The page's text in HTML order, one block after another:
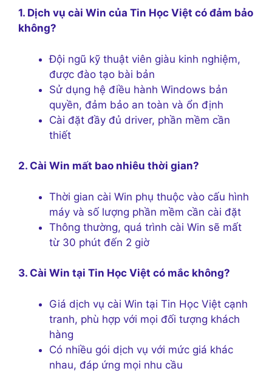
1. Dịch vụ cài Win của Tin Học Việt có đảm bảo
không?
Đội ngũ kỹ thuật viên giàu kinh nghiệm,
được đào tạo bài bản
Sử dụng hệ điều hành Windows bản
quyền, đảm bảo an toàn và ổn định
Cài đặt đầy đủ driver, phần mềm cần
thiết
2. Cài Win mất bao nhiêu thời gian?
Thời gian cài Win phụ thuộc vào cấu hình
máy và số lượng phần mềm cần cài đặt
Thông thường, quá trình cài Win sẽ mất
từ 30 phút đến 2 giờ
3. Cài Win tại Tin Học Việt có mắc không?
Giá dịch vụ cài Win tại Tin Học Việt cạnh
tranh, phù hợp với mọi đối tượng khách
hàng
Có nhiều gói dịch vụ với mức giá khác
nhau, đáp ứng mọi nhu cầu